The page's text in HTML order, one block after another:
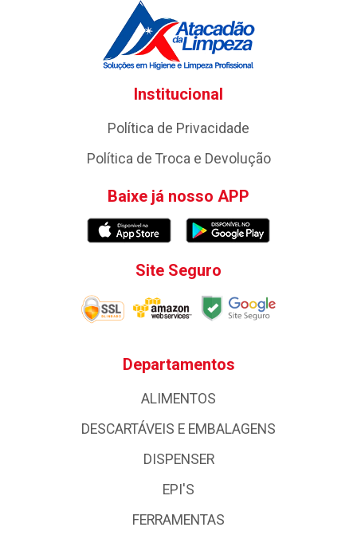
Institucional
Política de Privacidade
Política de Troca e Devolução
Baixe já nosso APP
Site Seguro
Departamentos
ALIMENTOS
DESCARTÁVEIS E EMBALAGENS
DISPENSER
EPI'S
FERRAMENTAS